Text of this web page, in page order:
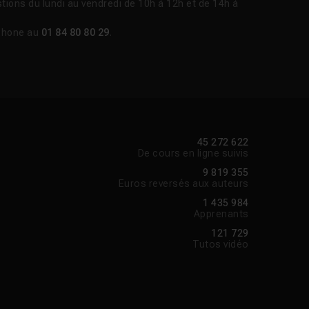
du lundi au vendredi de 10h à 12h et de 14h à
au 01 84 80 80 29.
45 272 622
De cours en ligne suivis
9 819 355
Euros reversés aux auteurs
1 435 984
Apprenants
121 729
Tutos vidéo